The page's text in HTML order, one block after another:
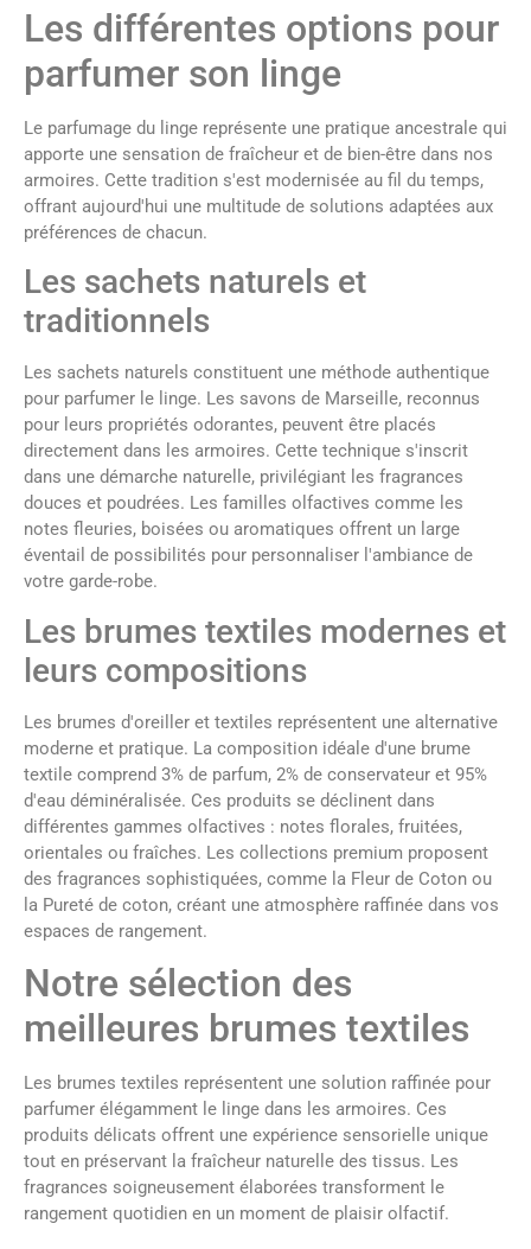
Les différentes options pour
parfumer son linge
Le parfumage du linge représente une pratique ancestrale qui
apporte une sensation de fraîcheur et de bien-être dans nos
armoires. Cette tradition s'est modernisée au fil du temps,
offrant aujourd'hui une multitude de solutions adaptées aux
préférences de chacun.
Les sachets naturels et
traditionnels
Les sachets naturels constituent une méthode authentique
pour parfumer le linge. Les savons de Marseille, reconnus
pour leurs propriétés odorantes, peuvent être placés
directement dans les armoires. Cette technique s'inscrit
dans une démarche naturelle, privilégiant les fragrances
douces et poudrées. Les familles olfactives comme les
notes fleuries, boisées ou aromatiques offrent un large
éventail de possibilités pour personnaliser l'ambiance de
votre garde-robe.
Les brumes textiles modernes et
leurs compositions
Les brumes d'oreiller et textiles représentent une alternative
moderne et pratique. La composition idéale d'une brume
textile comprend 3% de parfum, 2% de conservateur et 95%
d'eau déminéralisée. Ces produits se déclinent dans
différentes gammes olfactives : notes florales, fruitées,
orientales ou fraîches. Les collections premium proposent
des fragrances sophistiquées, comme la Fleur de Coton ou
la Pureté de coton, créant une atmosphère raffinée dans vos
espaces de rangement.
Notre sélection des
meilleures brumes textiles
Les brumes textiles représentent une solution raffinée pour
parfumer élégamment le linge dans les armoires. Ces
produits délicats offrent une expérience sensorielle unique
tout en préservant la fraîcheur naturelle des tissus. Les
fragrances soigneusement élaborées transforment le
rangement quotidien en un moment de plaisir olfactif.